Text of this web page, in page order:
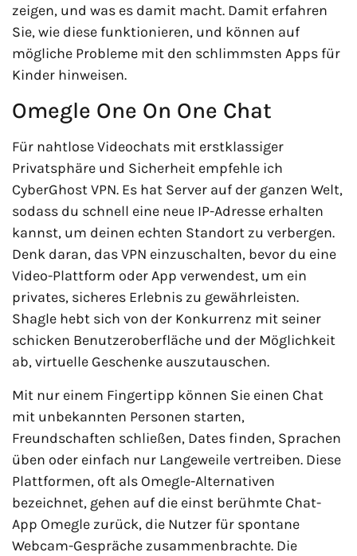
zeigen, und was es damit macht. Damit erfahren
Sie, wie diese funktionieren, und können auf
mögliche Probleme mit den schlimmsten Apps für
Kinder hinweisen.
Omegle One On One Chat
Für nahtlose Videochats mit erstklassiger
Privatsphäre und Sicherheit empfehle ich
CyberGhost VPN. Es hat Server auf der ganzen Welt,
sodass du schnell eine neue IP-Adresse erhalten
kannst, um deinen echten Standort zu verbergen.
Denk daran, das VPN einzuschalten, bevor du eine
Video-Plattform oder App verwendest, um ein
privates, sicheres Erlebnis zu gewährleisten.
Shagle hebt sich von der Konkurrenz mit seiner
schicken Benutzeroberfläche und der Möglichkeit
ab, virtuelle Geschenke auszutauschen.
Mit nur einem Fingertipp können Sie einen Chat
mit unbekannten Personen starten,
Freundschaften schließen, Dates finden, Sprachen
üben oder einfach nur Langeweile vertreiben. Diese
Plattformen, oft als Omegle-Alternativen
bezeichnet, gehen auf die einst berühmte Chat-
App Omegle zurück, die Nutzer für spontane
Webcam-Gespräche zusammenbrachte. Die